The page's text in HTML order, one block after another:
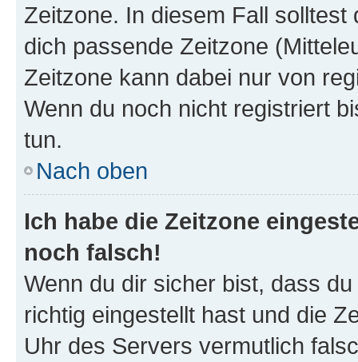
Zeitzone. In diesem Fall solltest
dich passende Zeitzone
Zeitzone kann dabei nur von
Wenn du noch nicht registriert
tun.
Nach oben
Ich habe die Zeitzone
noch falsch!
Wenn du dir sicher bist, dass
richtig eingestellt hast und die
Uhr des Servers vermutlich